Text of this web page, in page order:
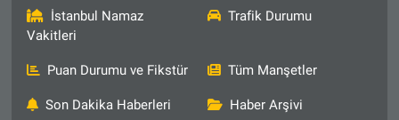
İstanbul Namaz
Vakitleri
Trafik Durumu
Puan Durumu ve Fikstür Tüm Manşetler
Son Dakika Haberleri Haber Arşivi